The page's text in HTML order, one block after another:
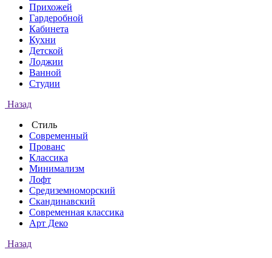
Прихожей
Гардеробной
Кабинета
Кухни
Детской
Лоджии
Ванной
Студии
Назад
Стиль
Современный
Прованс
Классика
Минимализм
Лофт
Средиземноморский
Скандинавский
Современная классика
Арт Деко
Назад